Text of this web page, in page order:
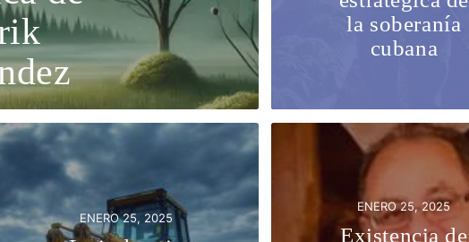
la soberanía
cubana
ENERO 25, 2025
ENERO 25, 2025
Existencia de